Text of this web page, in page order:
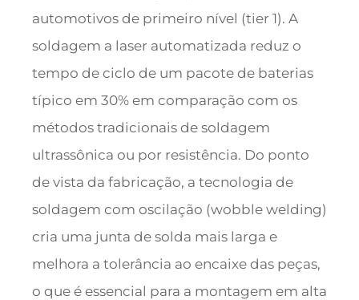
automotivos de primeiro nível (tier 1). A
soldagem a laser automatizada reduz o
tempo de ciclo de um pacote de baterias
típico em 30% em comparação com os
métodos tradicionais de soldagem
ultrassônica ou por resistência. Do ponto
de vista da fabricação, a tecnologia de
soldagem com oscilação (wobble welding)
cria uma junta de solda mais larga e
melhora a tolerância ao encaixe das peças,
o que é essencial para a montagem em alta